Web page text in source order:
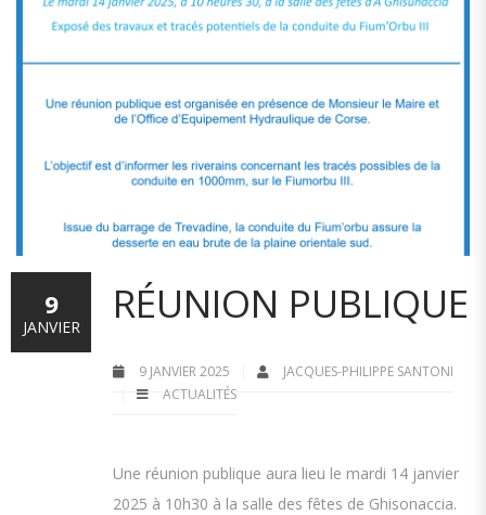
RÉUNION PUBLIQUE
9 JANVIER 2025
JACQUES-PHILIPPE SANTONI
ACTUALITÉS
Une réunion publique aura lieu le mardi 14 janvier
2025 à 10h30 à la salle des fêtes de Ghisonaccia.
9
JANVIER